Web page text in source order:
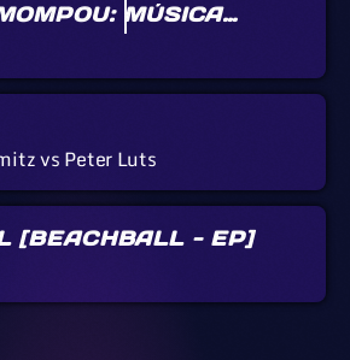
MÚSICA
vs Peter Luts
[BEACHBALL - EP]